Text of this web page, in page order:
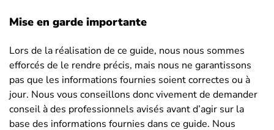
Mise en garde importante
Lors de la réalisation de ce guide, nous nous sommes
efforcés de le rendre précis, mais nous ne garantissons
pas que les informations fournies soient correctes ou à
jour. Nous vous conseillons donc vivement de demander
conseil à des professionnels avisés avant d’agir sur la
base des informations fournies dans ce guide. Nous